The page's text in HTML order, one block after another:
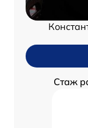
Стаж